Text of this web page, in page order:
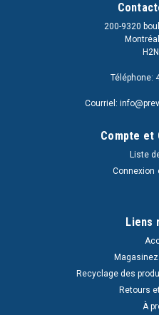
200-9320
Téléphone:
Courriel:
Compte et
Liste
Connexion
Liens
Recyclage des
Retours
À